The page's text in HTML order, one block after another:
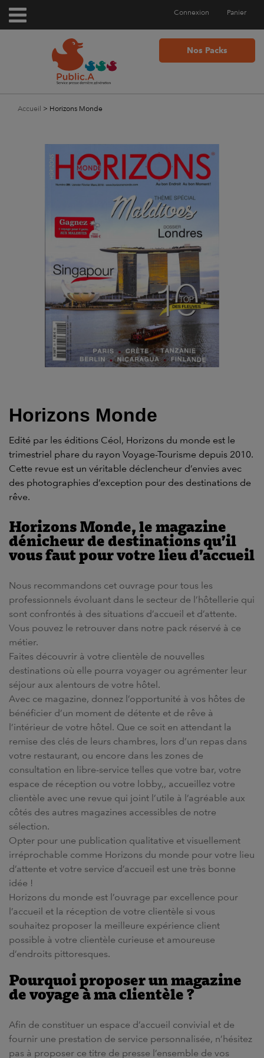
Panier
Connexion
Nos Packs
Accueil > Horizons Monde
Horizons Monde
Edité par les éditions Céol, Horizons du monde est le
trimestriel phare du rayon Voyage-Tourisme depuis 2010.
Cette revue est un véritable déclencheur d’envies avec
des photographies d’exception pour des destinations de
rêve.
Horizons Monde, le magazine
dénicheur de destinations qu’il
vous faut pour votre lieu d’accueil
Nous recommandons cet ouvrage pour tous les
professionnels évoluant dans le secteur de l’hôtellerie qui
sont confrontés à des situations d’accueil et d’attente.
Vous pouvez le retrouver dans notre pack réservé à ce
métier.
Faites découvrir à votre clientèle de nouvelles
destinations où elle pourra voyager ou agrémenter leur
séjour aux alentours de votre hôtel.
Avec ce magazine, donnez l’opportunité à vos hôtes de
bénéficier d’un moment de détente et de rêve à
l’intérieur de votre hôtel. Que ce soit en attendant la
remise des clés de leurs chambres, lors d’un repas dans
votre restaurant, ou encore dans les zones de
consultation en libre-service telles que votre bar, votre
espace de réception ou votre lobby,, accueillez votre
clientèle avec une revue qui joint l’utile à l’agréable aux
côtés des autres magazines accessibles de notre
sélection.
Opter pour une publication qualitative et visuellement
irréprochable comme Horizons du monde pour votre lieu
d’attente et votre service d’accueil est une très bonne
idée !
Horizons du monde est l’ouvrage par excellence pour
l’accueil et la réception de votre clientèle si vous
souhaitez proposer la meilleure expérience client
possible à votre clientèle curieuse et amoureuse
d’endroits pittoresques.
Pourquoi proposer un magazine
de voyage à ma clientèle ?
Afin de constituer un espace d’accueil convivial et de
fournir une prestation de service personnalisée, n’hésitez
pas à proposer ce titre de presse l’ensemble de vos